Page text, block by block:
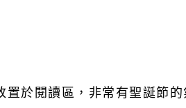
於閱讀區，非常有聖誕節的